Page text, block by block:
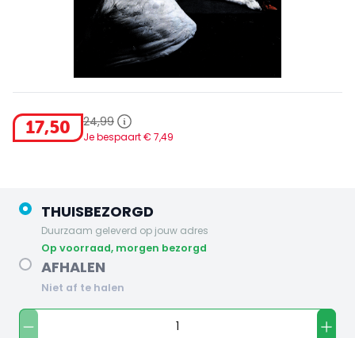
17,50 24,99
Je bespaart € 7,49
THUISBEZORGD
Duurzaam geleverd op jouw adres
op voorraad, morgen bezorgd
AFHALEN
Niet af te halen